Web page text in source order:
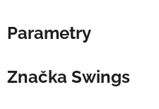
Parametry
Značka Swings